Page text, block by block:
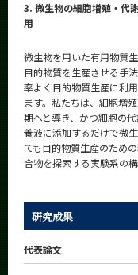
3. 微生物の細胞増殖・代
用
微生物を用いた有用物質
目的物質を生産させる手
率よく目的物質生産に利
ます。私たちは、細胞増
期へと導き、かつ細胞の
養液に添加するだけで微
ても目的物質生産のため
合物を探索する実験系の
研究成果
代表論文